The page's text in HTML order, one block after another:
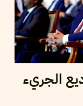
الجريء